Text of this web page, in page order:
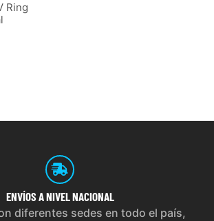
Ring
ENVÍOS A NIVEL NACIONAL
diferentes sedes en todo el país,